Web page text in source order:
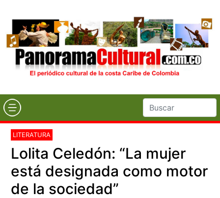
LITERATURA
Lolita Celedón: “La mujer
está designada como motor
de la sociedad”